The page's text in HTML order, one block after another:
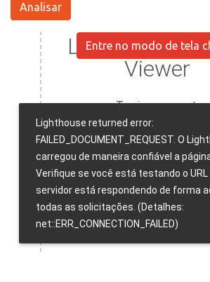
Analisar
Entre no modo de tela